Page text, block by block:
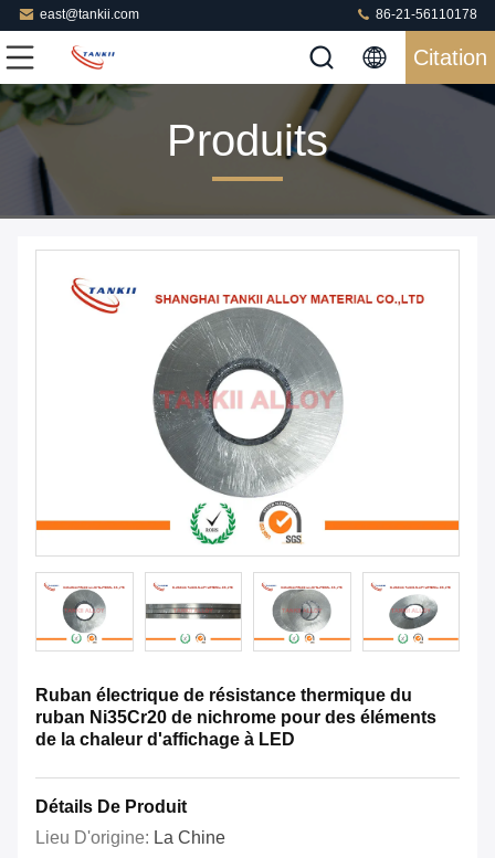
east@tankii.com 86-21-56110178
Citation
Produits
Ruban électrique de résistance thermique du
ruban Ni35Cr20 de nichrome pour des éléments
de la chaleur d'affichage à LED
Détails De Produit
Lieu D'origine: La Chine